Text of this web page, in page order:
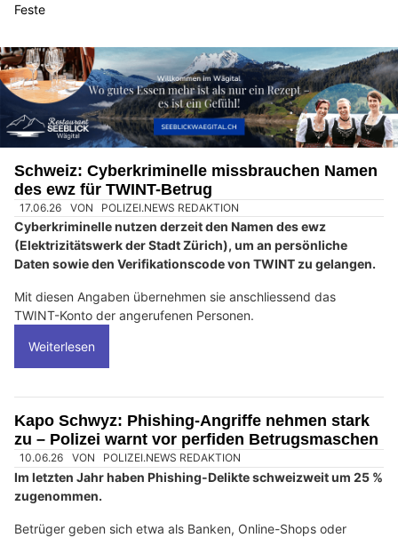
Feste
Schweiz: Cyberkriminelle missbrauchen Namen
des ewz für TWINT-Betrug
17.06.26 VON POLIZEI.NEWS REDAKTION
Cyberkriminelle nutzen derzeit den Namen des ewz
(Elektrizitätswerk der Stadt Zürich), um an persönliche
Daten sowie den Verifikationscode von TWINT zu gelangen.
Mit diesen Angaben übernehmen sie anschliessend das
TWINT-Konto der angerufenen Personen.
Weiterlesen
Kapo Schwyz: Phishing-Angriffe nehmen stark
zu – Polizei warnt vor perfiden Betrugsmaschen
10.06.26 VON POLIZEI.NEWS REDAKTION
Im letzten Jahr haben Phishing-Delikte schweizweit um 25 %
zugenommen.
Betrüger geben sich etwa als Banken, Online-Shops oder